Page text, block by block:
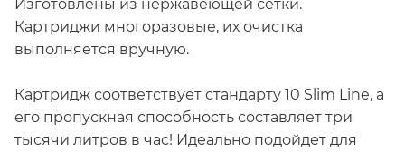
Изготовлены из нержавеющей сетки.
Картриджи многоразовые, их очистка
выполняется вручную.
Картридж соответствует стандарту 10 Slim Line, а
его пропускная способность составляет три
тысячи литров в час! Идеально подойдет для